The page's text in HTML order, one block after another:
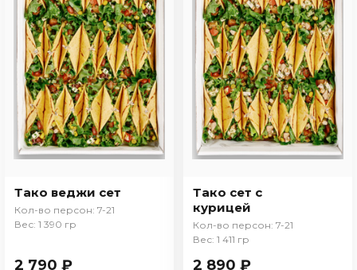
Тако веджи сет
Кол-во персон: 7-21
Вес: 1 390 гр
2 790 ₽
Тако сет с
курицей
Кол-во персон: 7-21
Вес: 1 411 гр
2 890 ₽